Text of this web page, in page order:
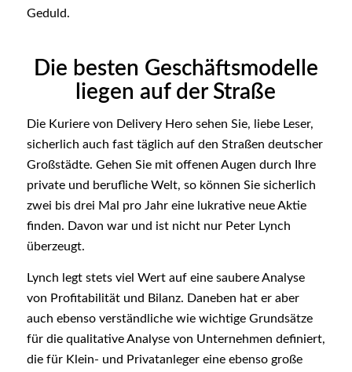
Geduld.
Die besten Geschäftsmodelle
liegen auf der Straße
Die Kuriere von Delivery Hero sehen Sie, liebe Leser,
sicherlich auch fast täglich auf den Straßen deutscher
Großstädte. Gehen Sie mit offenen Augen durch Ihre
private und berufliche Welt, so können Sie sicherlich
zwei bis drei Mal pro Jahr eine lukrative neue Aktie
finden. Davon war und ist nicht nur Peter Lynch
überzeugt.
Lynch legt stets viel Wert auf eine saubere Analyse
von Profitabilität und Bilanz. Daneben hat er aber
auch ebenso verständliche wie wichtige Grundsätze
für die qualitative Analyse von Unternehmen definiert,
die für Klein- und Privatanleger eine ebenso große